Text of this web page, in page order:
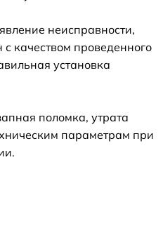
неисправности,
качеством проведенного
установка
поломка, утрата
параметрам при